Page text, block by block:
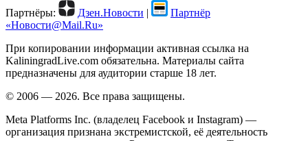
Партнёры: Дзен.Новости |
Партнёр
«Новости@Mail.Ru»
При копировании информации активная ссылка на
KaliningradLive.com обязательна. Материалы сайта
предназначены для аудитории старше 18 лет.
© 2006 — 2026. Все права защищены.
Meta Platforms Inc. (владелец Facebook и Instagram) —
организация признана экстремистской, её деятельность